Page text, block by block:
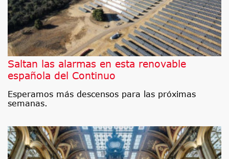
Saltan las alarmas en esta renovable
española del Continuo
Esperamos más descensos para las próximas
semanas.